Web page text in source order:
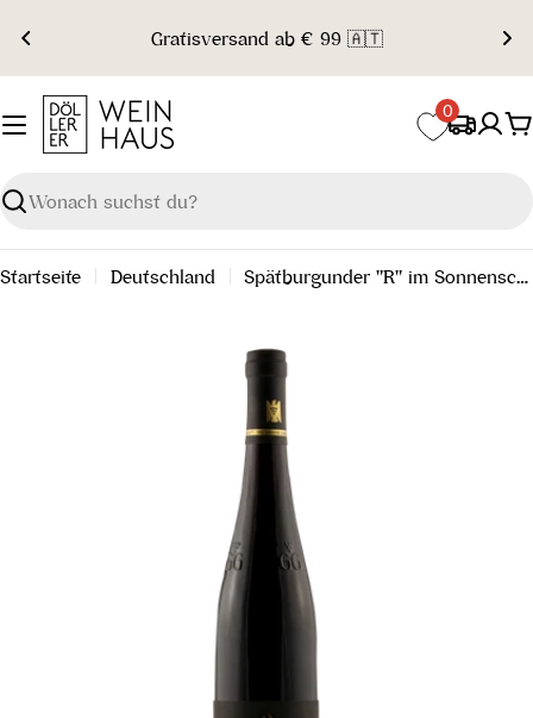
Inhalt
springen
Gratisversand ab € 99 🇦🇹
Suchen
0
Startseite Deutschland Spätburgunder "R" im Sonnenschein Grosses Gewächs 2016